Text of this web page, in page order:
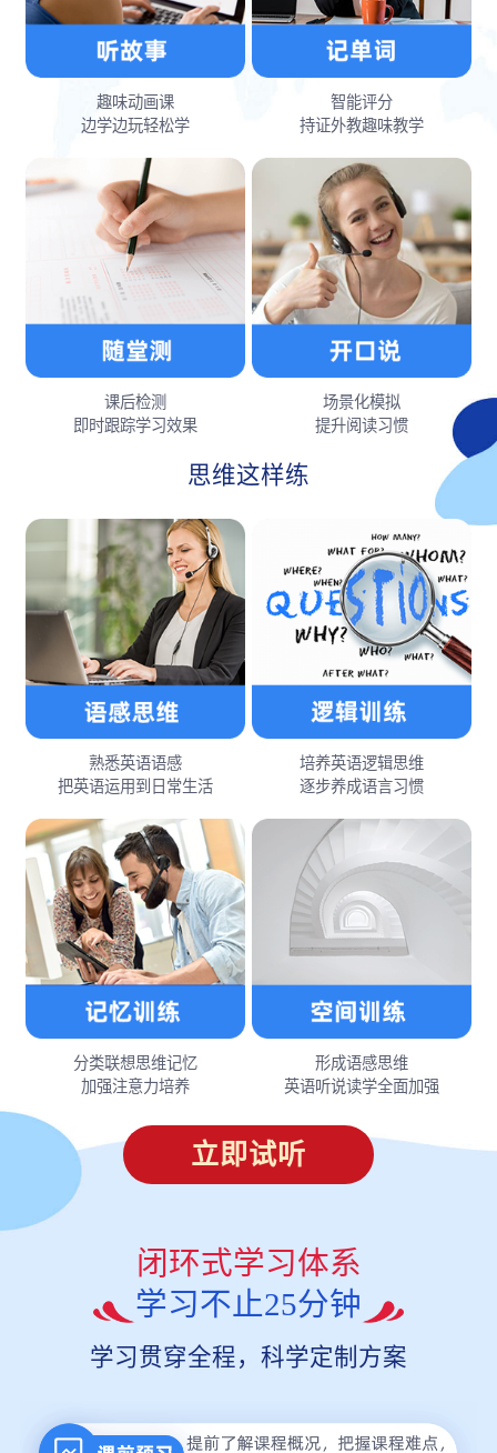
趣味动画课
边学边玩轻松学
智能评分
持证外教趣味教学
课后检测
即时跟踪学习效果
场景化模拟
提升阅读习惯
思维这样练
熟悉英语语感
把英语运用到日常生活
培养英语逻辑思维
逐步养成语言习惯
分类联想思维记忆
加强注意力培养
形成语感思维
英语听说读学全面加强
立即试听
闭环式学习体系
学习不止25分钟
学习贯穿全程，科学定制方案